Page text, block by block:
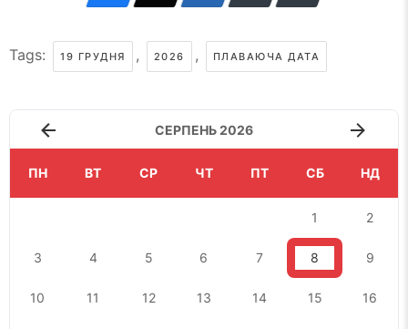
Tags: 19 ГРУДНЯ , 2026 , ПЛАВАЮЧА ДАТА
СЕРПЕНЬ 2026
ПН ВТ СР ЧТ ПТ СБ НД
1 2
3 4 5 6 7 8 9
10 11 12 13 14 15 16